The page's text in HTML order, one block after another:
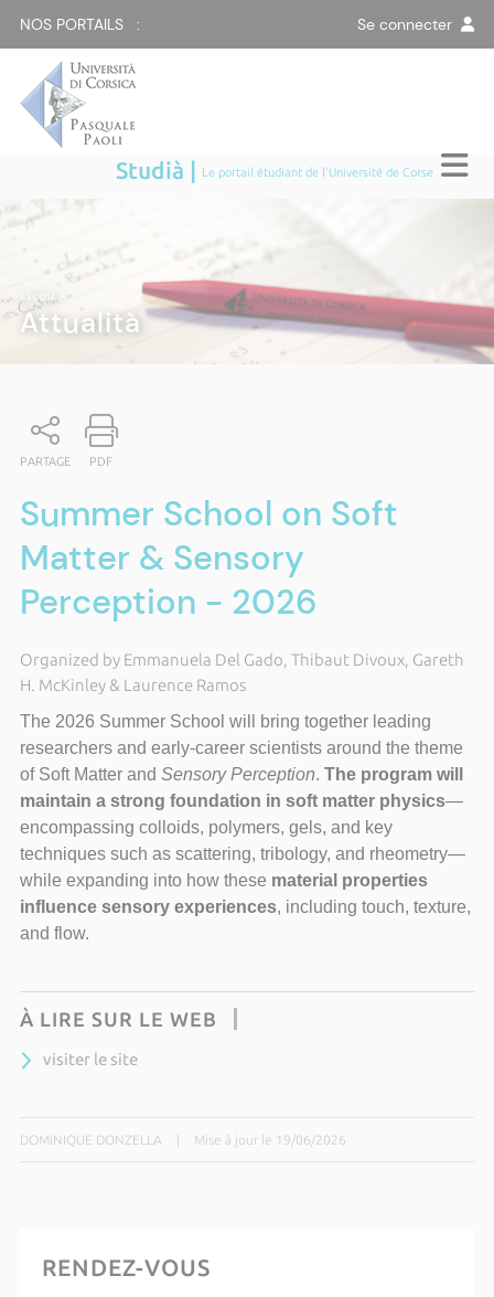
NOS PORTAILS : Se connecter
Studià | Le portail étudiant de l'Université de Corse
STUDIÀ
Attualità
PARTAGE PDF
Summer School on Soft
Matter & Sensory
Perception - 2026
Organized by Emmanuela Del Gado, Thibaut Divoux, Gareth
H. McKinley & Laurence Ramos
The 2026 Summer School will bring together leading
researchers and early-career scientists around the theme
of Soft Matter and Sensory Perception. The program will
maintain a strong foundation in soft matter physics—
encompassing colloids, polymers, gels, and key
techniques such as scattering, tribology, and rheometry—
while expanding into how these material properties
influence sensory experiences, including touch, texture,
and flow.
À LIRE SUR LE WEB
visiter le site
DOMINIQUE DONZELLA Mise à jour le 19/06/2026
RENDEZ-VOUS